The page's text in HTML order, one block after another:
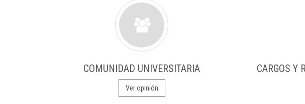
COMUNIDAD UNIVERSITARIA
Ver opinión
CARGOS Y